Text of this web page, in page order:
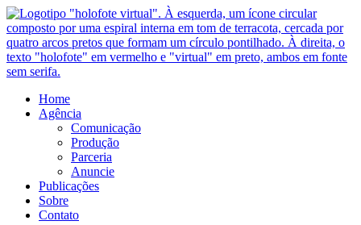
Ir
para
o
conteúdo
Home
Agência
Comunicação
Produção
Parceria
Anuncie
Publicações
Sobre
Contato